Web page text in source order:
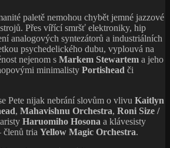
paletě nemohou chybět jemné jazzové
Přes vířící smršť elektroniky, hip
analogových syntezátorů a industriálních
psychedelického dubu, vyplouvá na
nejenom s Markem Stewartem a jeho
minimalisty Portishead či
Pete nijak nebrání slovům o vlivu Kaitlyn
, Mahavishnu Orchestra, Roni Size /
Haruomiho Hosona a klávesisty
členů tria Yellow Magic Orchestra.